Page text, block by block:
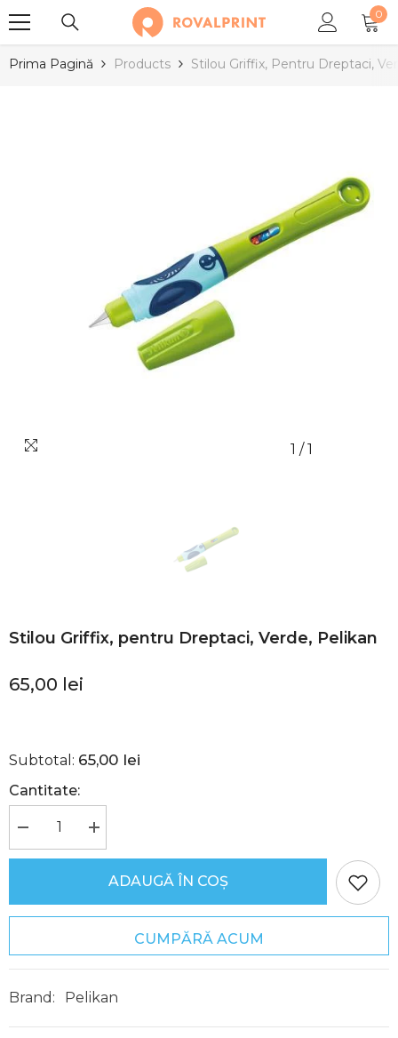
00
Prima Pagină Products Stilou Griffix, Pentru Dreptaci,
1 / 1
Stilou Griffix, pentru Dreptaci, Verde, Pelikan
65,00 lei
Subtotal: 65,00 lei
Cantitate:
Reduceți
cantitatea
pentru
Dreptaci,
Creșteți
cantitatea
pentru
Stilou
Griffix,
Dreptaci,
ADAUGĂ ÎN COȘ
CUMPĂRĂ ACUM
Brand: Pelikan